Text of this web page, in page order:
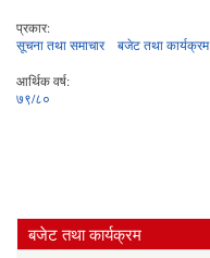
प्रकार:
सूचना तथा समाचार
बजेट तथा कार्यक्रम
आर्थिक वर्ष:
७९/८०
बजेट तथा कार्यक्रम